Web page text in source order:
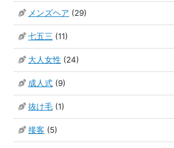
メンズヘア (29)
七五三 (11)
大人女性 (24)
成人式 (9)
抜け毛 (1)
接客 (5)